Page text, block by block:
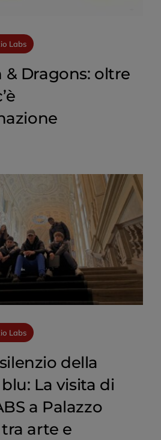
Labs
Dragons: oltre
Labs
della
La visita di
a Palazzo
arte e